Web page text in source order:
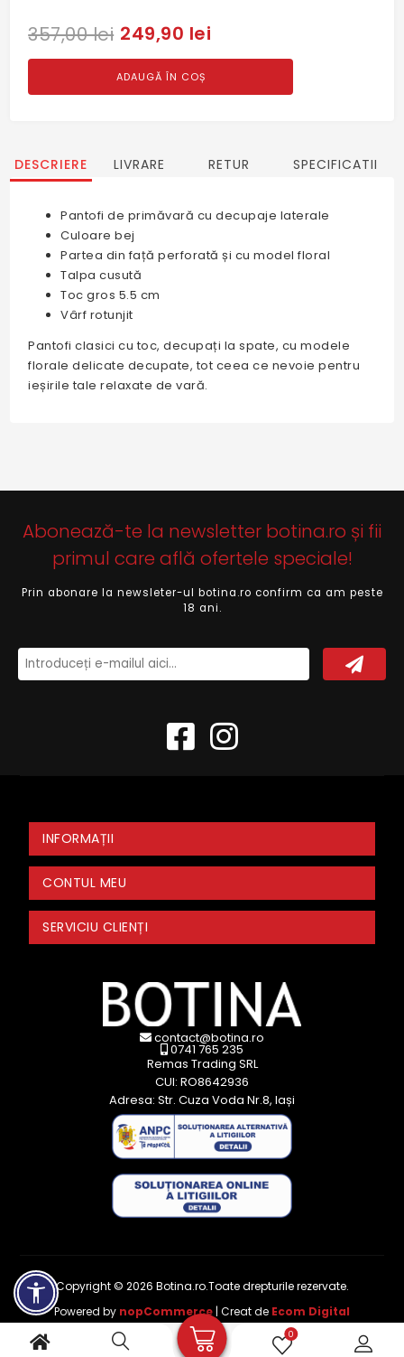
0
357,00 lei 249,90 lei
ADAUGĂ ÎN COȘ
DESCRIERE LIVRARE RETUR SPECIFICATII
Pantofi de primăvară cu decupaje laterale
Culoare bej
Partea din față perforată și cu model floral
Talpa cusută
Toc gros 5.5 cm
Vârf rotunjit
Pantofi clasici cu toc, decupați la spate, cu modele
florale delicate decupate, tot ceea ce nevoie pentru
ieșirile tale relaxate de vară.
Abonează-te la newsletter botina.ro și fii
primul care află ofertele speciale!
Prin abonare la newsleter-ul botina.ro confirm ca am peste
18 ani.
INFORMAȚII
CONTUL MEU
SERVICIU CLIENȚI
contact@botina.ro
0741 765 235
Remas Trading SRL
CUI: RO8642936
Adresa: Str. Cuza Voda Nr.8, Iași
Copyright © 2026 Botina.ro.Toate drepturile rezervate.
Powered by nopCommerce | Creat de Ecom Digital